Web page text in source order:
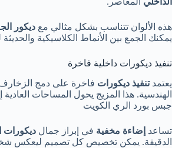
هذه الألوان تتناسب بشكل مثالي مع ديكور
يمكنك الجمع بين الأنماط الكلاسيكية
تنفيذ ديكورات داخلية فاخرة
يعتمدتنفيذ ديكورات فاخرة على دمج الزخارف
الهندسية. هذا المزيج يحول المساحات
جبس بورد الري الكويت
تساعد إضاءة مخفية في إبراز جمال ديكورات
الدقيقة. يمكن تخصيص كل تصميم ليعكس